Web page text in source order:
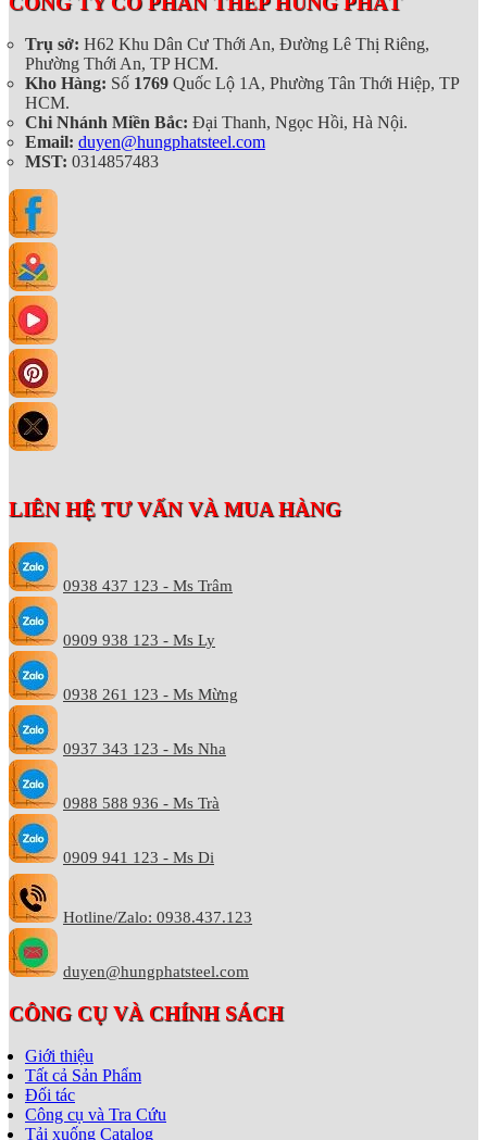
Trụ sở: H62 Khu Dân Cư Thới An, Đường Lê Thị Riêng,
Phường Thới An, TP HCM.
Kho Hàng: Số 1769 Quốc Lộ 1A, Phường Tân Thới Hiệp, TP
HCM.
Chi Nhánh Miền Bắc: Đại Thanh, Ngọc Hồi, Hà Nội.
Email: duyen@hungphatsteel.com
MST: 0314857483
LIÊN HỆ TƯ VẤN VÀ MUA HÀNG
0938 437 123 - Ms Trâm
0909 938 123 - Ms Ly
0938 261 123 - Ms Mừng
0937 343 123 - Ms Nha
0988 588 936 - Ms Trà
0909 941 123 - Ms Di
Hotline/Zalo: 0938.437.123
duyen@hungphatsteel.com
CÔNG CỤ VÀ CHÍNH SÁCH
Giới thiệu
Tất cả Sản Phẩm
Đối tác
Công cụ và Tra Cứu
Tải xuống Catalog